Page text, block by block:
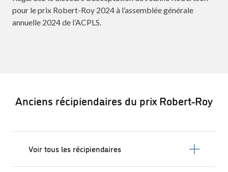
pour le prix Robert-Roy 2024 à l’assemblée générale
annuelle 2024 de l’ACPLS.
Anciens récipiendaires du prix Robert-Roy
Voir tous les récipiendaires